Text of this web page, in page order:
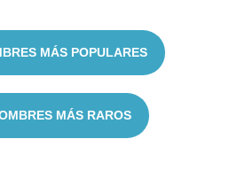
MÁS POPULARES
MÁS RAROS